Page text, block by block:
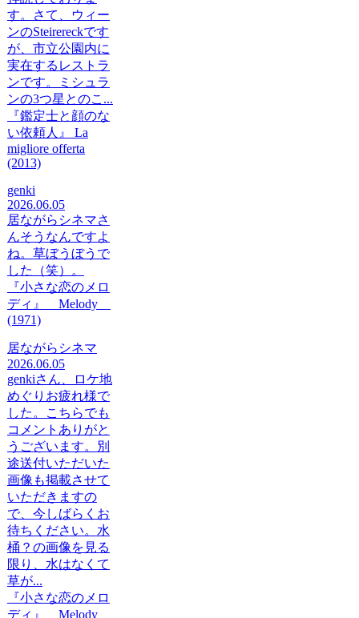
す。さて、ウィー
ンのSteirereckです
が、市立公園内に
実在するレストラ
ンです。ミシュラ
ンの3つ星とのこ...
『鑑定士と顔のな
い依頼人』 La
migliore offerta
(2013)
genki
2026.06.05
居ながらシネマさ
んそうなんですよ
ね。草ぼうぼうで
した（笑）。
『小さな恋のメロ
ディ』 Melody
(1971)
居ながらシネマ
2026.06.05
genkiさん、ロケ地
めぐりお疲れ様で
した。こちらでも
コメントありがと
うございます。別
途送付いただいた
画像も掲載させて
いただきますの
で、今しばらくお
待ちください。水
桶？の画像を見る
限り、水はなくて
草が...
『小さな恋のメロ
ディ』 Melody